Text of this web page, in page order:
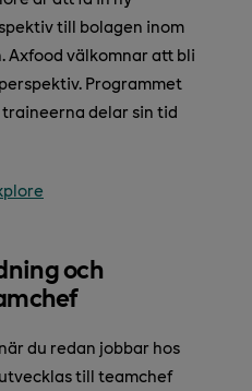
till bolagen inom
Axfood välkomnar att bli
Programmet
delar sin tid
och
du redan jobbar hos
till teamchef